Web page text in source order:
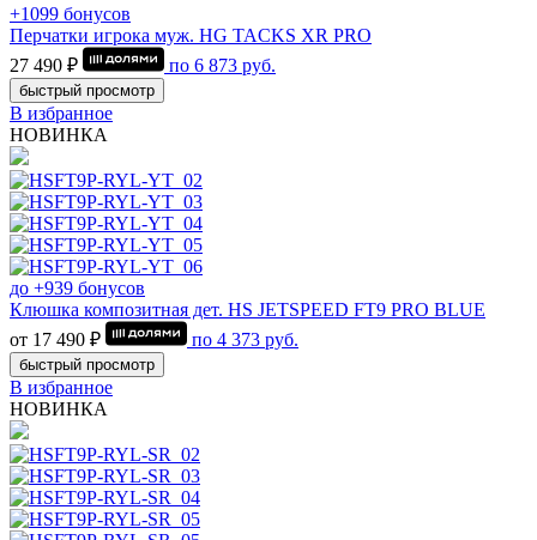
+1099 бонусов
Перчатки игрока муж. HG TACKS XR PRO
27 490 ₽
по 6 873 руб.
быстрый просмотр
В избранное
НОВИНКА
до +939 бонусов
Клюшка композитная дет. HS JETSPEED FT9 PRO BLUE
от 17 490 ₽
по 4 373 руб.
быстрый просмотр
В избранное
НОВИНКА